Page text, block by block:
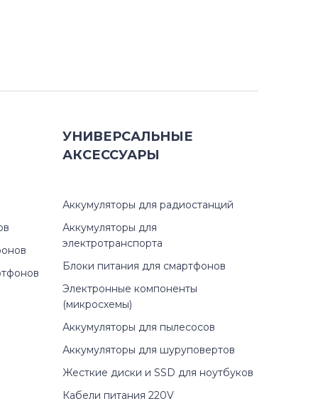
УНИВЕРСАЛЬНЫЕ
АКСЕССУАРЫ
Аккумуляторы для радиостанций
Аккумуляторы для
электротранспорта
Блоки питания для смартфонов
Электронные компоненты
(микросхемы)
Аккумуляторы для пылесосов
Аккумуляторы для шуруповертов
Жесткие диски и SSD для ноутбуков
Кабели питания 220V